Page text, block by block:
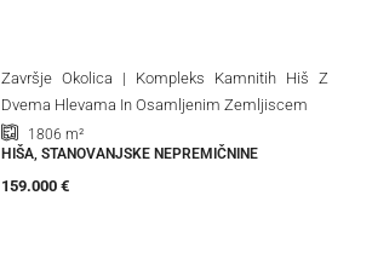
Završje Okolica | Kompleks Kamnitih Hiš Z
Dvema Hlevama In Osamljenim Zemljiscem
1806 m²
HIŠA, STANOVANJSKE NEPREMIČNINE
159.000 €